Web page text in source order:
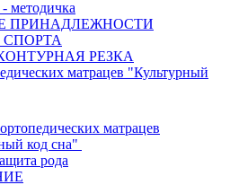
методичка
ПРИНАДЛЕЖНОСТИ
РЕЗКА
матрацев "Культурный
матрацев
код сна"
рода